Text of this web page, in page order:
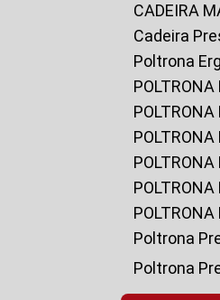
CADEIRA
Cadeira
Poltrona
Poltrona
Poltrona